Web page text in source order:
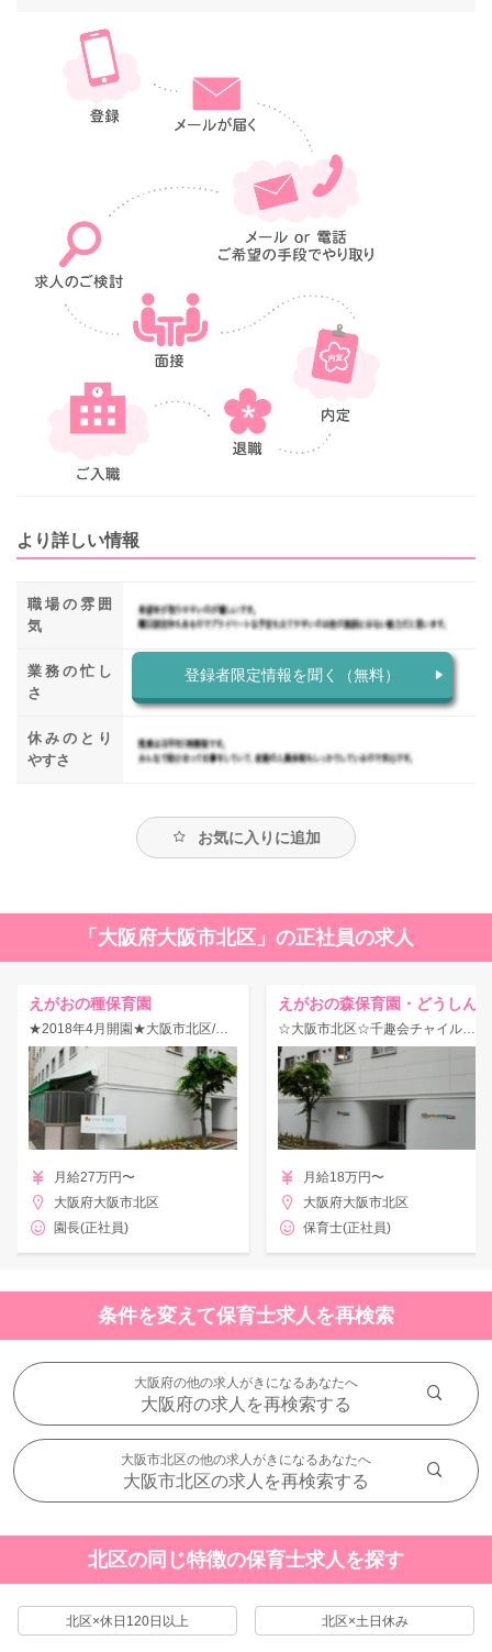
より詳しい情報
職場の雰囲
気
業務の忙し
さ
休みのとり
やすさ
登録者限定情報を聞く（無料）
お気に入りに追加
「大阪府大阪市北区」の正社員の求人
えがおの種保育園
★2018年4月開園★大阪市北区/千趣会チャイルドケア運営の企業主導型保育園！待遇面◎園長募集！
月給27万円〜
大阪府大阪市北区
園長(正社員)
えがおの森保育園・どうしん
☆大阪市北区☆千趣会チャイルドケア運営の保育園！待遇面＆研修制度◎
月給18万円〜
大阪府大阪市北区
保育士(正社員)
条件を変えて保育士求人を再検索
大阪府の他の求人がきになるあなたへ
大阪府の求人を再検索する
大阪市北区の他の求人がきになるあなたへ
大阪市北区の求人を再検索する
北区の同じ特徴の保育士求人を探す
北区×休日120日以上 北区×土日休み